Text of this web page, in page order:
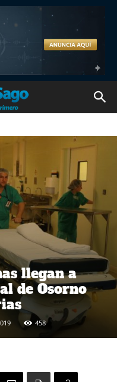
llegan a
de Osorno
458